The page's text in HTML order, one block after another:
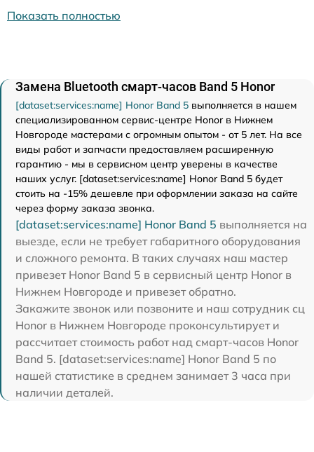
Показать полностью
Замена Bluetooth смарт-часов Band 5 Honor
[dataset:services:name] Honor Band 5 выполняется в нашем
специализированном сервис-центре Honor в Нижнем
Новгороде мастерами с огромным опытом - от 5 лет. На все
виды работ и запчасти предоставляем расширенную
гарантию - мы в сервисном центр уверены в качестве
наших услуг. [dataset:services:name] Honor Band 5 будет
стоить на -15% дешевле при оформлении заказа на сайте
через форму заказа звонка.
[dataset:services:name] Honor Band 5 выполняется на
выезде, если не требует габаритного оборудования
и сложного ремонта. В таких случаях наш мастер
привезет Honor Band 5 в сервисный центр Honor в
Нижнем Новгороде и привезет обратно.
Закажите звонок или позвоните и наш сотрудник сц
Honor в Нижнем Новгороде проконсультирует и
рассчитает стоимость работ над смарт-часов Honor
Band 5. [dataset:services:name] Honor Band 5 по
нашей статистике в среднем занимает 3 часа при
наличии деталей.